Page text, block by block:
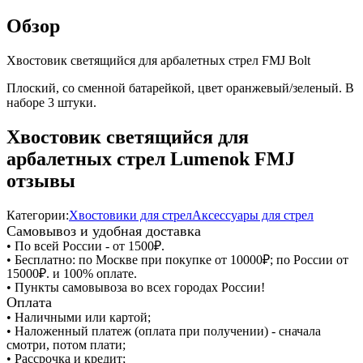
Обзор
Хвостовик светящийся для арбалетных стрел FMJ Bolt
Плоский, со сменной батарейкой, цвет оранжевый/зеленый. В
наборе 3 штуки.
Хвостовик светящийся для
арбалетных стрел Lumenok FMJ
отзывы
Категории:Хвостовики для стрелАксессуары для стрел
Самовывоз и удобная доставка
• По всей России - от 1500₽.
• Бесплатно: по Москве при покупке от 10000₽; по России от
15000₽. и 100% оплате.
• Пункты самовывоза во всех городах России!
Оплата
• Наличными или картой;
• Наложенный платеж (оплата при получении) - сначала
смотри, потом плати;
• Рассрочка и кредит;